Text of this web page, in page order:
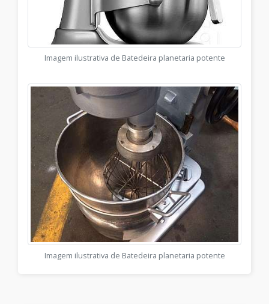
Imagem ilustrativa de Batedeira planetaria potente
Imagem ilustrativa de Batedeira planetaria potente